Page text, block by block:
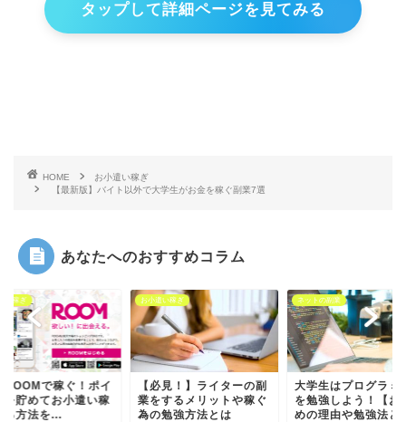
タップして詳細ページを見てみる
HOME
お小遣い稼ぎ
【最新版】バイト以外で大学生がお金を稼ぐ副業7選
あなたへのおすすめコラム
い稼ぎ
ROOMで稼ぐ！ポイ
を貯めてお小遣い稼
る方法を...
お小遣い稼ぎ
【必見！】ライターの副
業をするメリットや稼ぐ
為の勉強方法とは
ネットの副業
大学生はプログラミ
を勉強しよう！【お
めの理由や勉強法と